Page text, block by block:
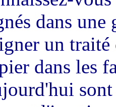
dans
un
dans les
sont